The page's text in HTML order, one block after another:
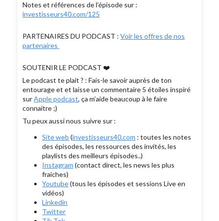
Notes et références de l’épisode sur :
investisseurs40.com/125
PARTENAIRES DU PODCAST :Voir les offres de nos
partenaires
SOUTENIR LE PODCAST ❤️
Le podcast te plait ? : Fais-le savoir auprès de ton
entourage et et laisse un commentaire 5 étoiles inspiré
surApple podcast, ça m’aide beaucoup à le faire
connaitre ;)
Tu peux aussi nous suivre sur :
Site web (investisseurs40.com : toutes les notes
des épisodes, les ressources des invités, les
playlists des meilleurs épisodes..)
Instagram (contact direct, les news les plus
fraiches)
Youtube(tous les épisodes et sessions Live en
vidéos)
Linkedin
Twitter